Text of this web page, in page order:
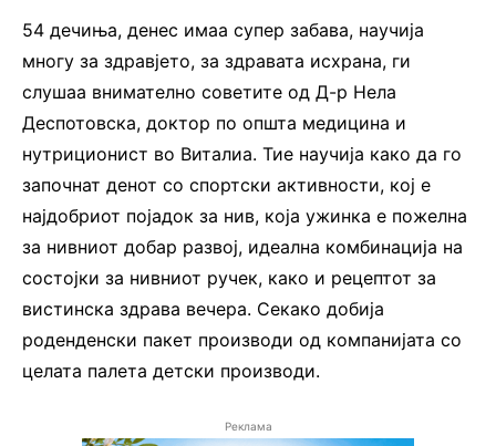
54 дечиња, денес имаа супер забава, научија
многу за здравјето, за здравата исхрана, ги
слушаа внимателно советите од Д-р Нела
Деспотовска, доктор по општа медицина и
нутриционист во Виталиа. Тие научија како да го
започнат денот со спортски активности, кој е
најдобриот појадок за нив, која ужинка е пожелна
за нивниот добар развој, идеална комбинација на
состојки за нивниот ручек, како и рецептот за
вистинска здрава вечера. Секако добија
роденденски пакет производи од компанијата со
целата палета детски производи.
Реклама